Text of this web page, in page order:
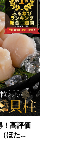
！高評価
ほたて